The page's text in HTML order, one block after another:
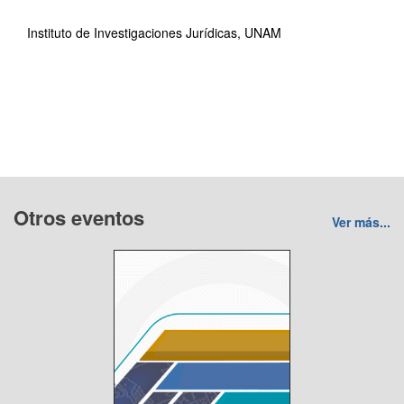
Instituto de Investigaciones Jurídicas, UNAM
Otros eventos Ver más...